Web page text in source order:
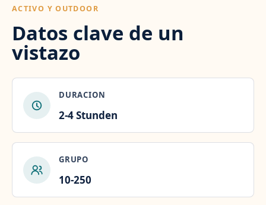
ACTIVO Y OUTDOOR
Datos clave de un
vistazo
DURACION
2-4 Stunden
GRUPO
10-250